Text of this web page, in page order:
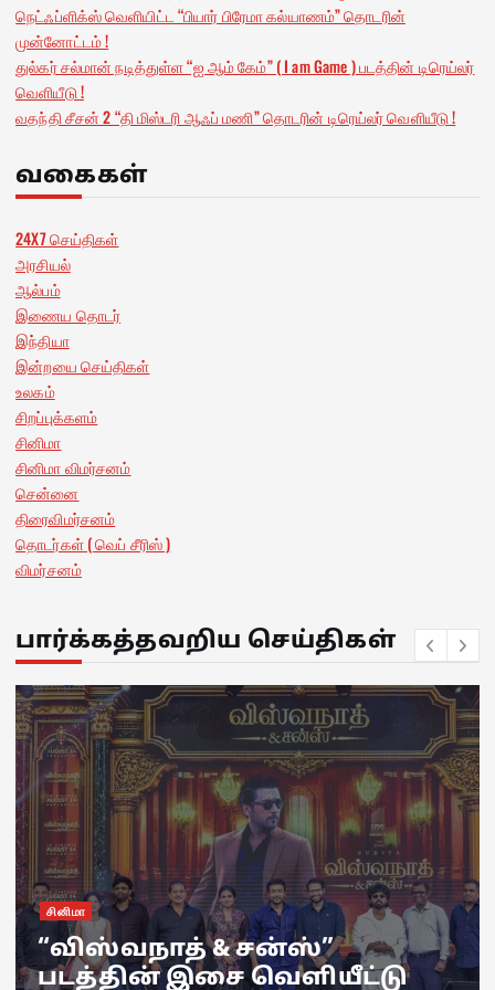
நெட்ஃப்ளிக்ஸ் வெளியிட்ட “பியார் பிரேமா கல்யாணம்” தொடரின்
முன்னோட்டம் !
துல்கர் சல்மான் நடித்துள்ள “ஐ ஆம் கேம்” ( I am Game ) படத்தின் டிரெய்லர்
வெளியீடு !
வதந்தி சீசன் 2 “தி மிஸ்டரி ஆஃப் மணி” தொடரின் டிரெய்லர் வெளியீடு !
வகைகள்
24X7 செய்திகள்
அரசியல்
ஆல்பம்
இணைய தொடர்
இந்தியா
இன்றயை செய்திகள்
உலகம்
சிறப்புக்களம்
சினிமா
சினிமா விமர்சனம்
சென்னை
திரைவிமர்சனம்
தொடர்கள் ( வெப் சீரிஸ் )
விமர்சனம்
பார்க்கத்தவறிய செய்திகள்
சினிமா
“விஸ்வநாத் & சன்ஸ்”
படத்தின் இசை வெளியீட்டு